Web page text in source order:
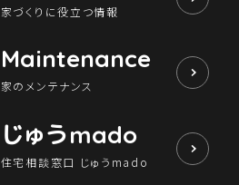
家づくりに役立つ情報
Maintenance
家のメンテナンス
じゅうmado
住宅相談窓口 じゅうmado